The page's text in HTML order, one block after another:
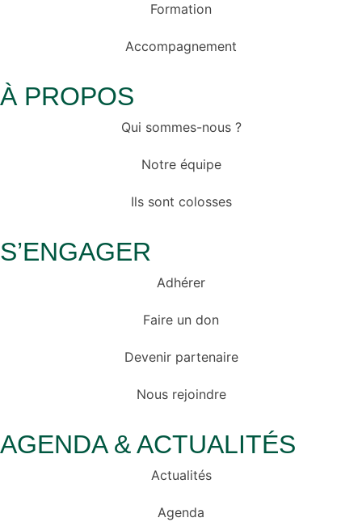
Formation
Accompagnement
À PROPOS
Qui sommes-nous ?
Notre équipe
Ils sont colosses
S’ENGAGER
Adhérer
Faire un don
Devenir partenaire
Nous rejoindre
AGENDA & ACTUALITÉS
Actualités
Agenda